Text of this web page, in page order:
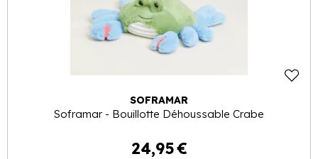
SOFRAMAR
Soframar - Bouillotte Déhoussable Crabe
24,95€